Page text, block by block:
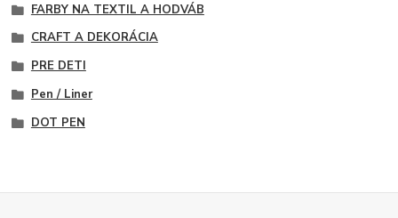
FARBY NA TEXTIL A HODVÁB
CRAFT A DEKORÁCIA
PRE DETI
Pen / Liner
DOT PEN